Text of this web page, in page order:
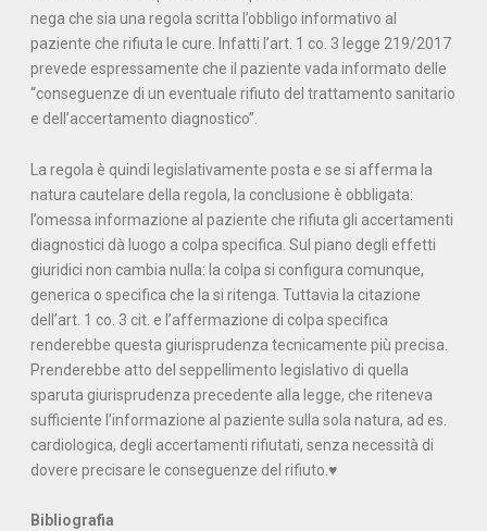
nega che sia una regola scritta l’obbligo informativo al
paziente che rifiuta le cure. Infatti l’art. 1 co. 3 legge 219/2017
prevede espressamente che il paziente vada informato delle
“conseguenze di un eventuale rifiuto del trattamento sanitario
e dell’accertamento diagnostico”.
La regola è quindi legislativamente posta e se si afferma la
natura cautelare della regola, la conclusione è obbligata:
l’omessa informazione al paziente che rifiuta gli accertamenti
diagnostici dà luogo a colpa specifica. Sul piano degli effetti
giuridici non cambia nulla: la colpa si configura comunque,
generica o specifica che la si ritenga. Tuttavia la citazione
dell’art. 1 co. 3 cit. e l’affermazione di colpa specifica
renderebbe questa giurisprudenza tecnicamente più precisa.
Prenderebbe atto del seppellimento legislativo di quella
sparuta giurisprudenza precedente alla legge, che riteneva
sufficiente l’informazione al paziente sulla sola natura, ad es.
cardiologica, degli accertamenti rifiutati, senza necessità di
dovere precisare le conseguenze del rifiuto.♥
Bibliografia